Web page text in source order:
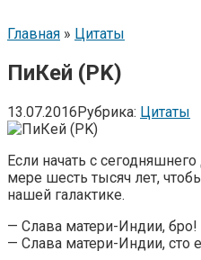
Главная » Цитаты
ПиКей (PK)
13.07.2016Рубрика: Цитаты
Если начать с
мере шесть тысяч лет,
нашей галактике.
— Слава матери-Индии, бро!
— Слава матери-Индии, сто